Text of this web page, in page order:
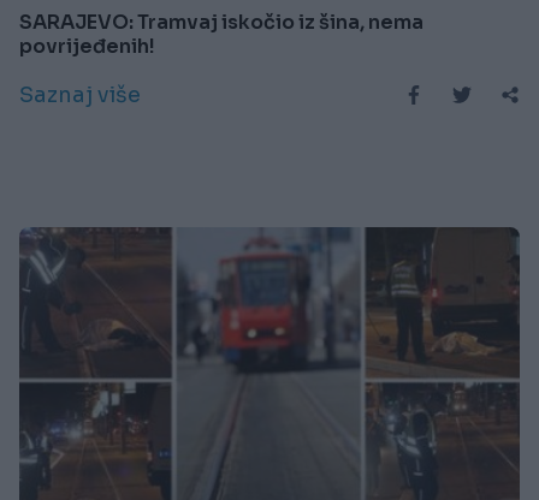
SARAJEVO: Tramvaj iskočio iz šina, nema
povrijeđenih!
Saznaj više